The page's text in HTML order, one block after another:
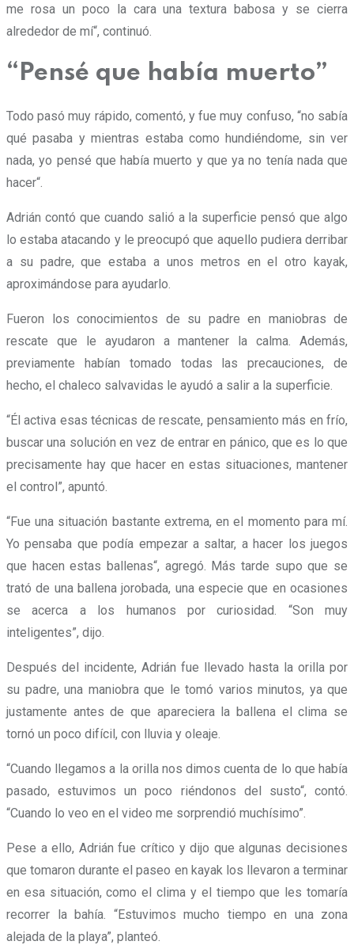
me rosa un poco la cara una textura babosa y se cierra
alrededor de mí“, continuó.
“Pensé que había muerto”
Todo pasó muy rápido, comentó, y fue muy confuso, “no sabía
qué pasaba y mientras estaba como hundiéndome, sin ver
nada, yo pensé que había muerto y que ya no tenía nada que
hacer“.
Adrián contó que cuando salió a la superficie pensó que algo
lo estaba atacando y le preocupó que aquello pudiera derribar
a su padre, que estaba a unos metros en el otro kayak,
aproximándose para ayudarlo.
Fueron los conocimientos de su padre en maniobras de
rescate que le ayudaron a mantener la calma. Además,
previamente habían tomado todas las precauciones, de
hecho, el chaleco salvavidas le ayudó a salir a la superficie.
“Él activa esas técnicas de rescate, pensamiento más en frío,
buscar una solución en vez de entrar en pánico, que es lo que
precisamente hay que hacer en estas situaciones, mantener
el control”, apuntó.
“Fue una situación bastante extrema, en el momento para mí.
Yo pensaba que podía empezar a saltar, a hacer los juegos
que hacen estas ballenas“, agregó. Más tarde supo que se
trató de una ballena jorobada, una especie que en ocasiones
se acerca a los humanos por curiosidad. “Son muy
inteligentes”, dijo.
Después del incidente, Adrián fue llevado hasta la orilla por
su padre, una maniobra que le tomó varios minutos, ya que
justamente antes de que apareciera la ballena el clima se
tornó un poco difícil, con lluvia y oleaje.
“Cuando llegamos a la orilla nos dimos cuenta de lo que había
pasado, estuvimos un poco riéndonos del susto“, contó.
“Cuando lo veo en el video me sorprendió muchísimo”.
Pese a ello, Adrián fue crítico y dijo que algunas decisiones
que tomaron durante el paseo en kayak los llevaron a terminar
en esa situación, como el clima y el tiempo que les tomaría
recorrer la bahía. “Estuvimos mucho tiempo en una zona
alejada de la playa”, planteó.